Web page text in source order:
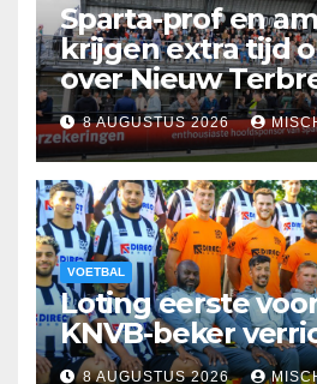
Sparta-prof en
krijgen extra tijd
over Nieuw
lossen
8 AUGUSTUS 2026
VOETBAL
Loting eerste
KNVB-beker
8 AUGUSTUS 2026